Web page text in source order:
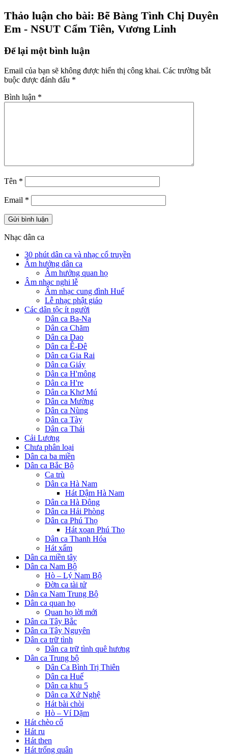
Thảo luận cho bài: Bẽ Bàng Tình Chị Duyên
Em - NSUT Cẩm Tiên, Vương Linh
Để lại một bình luận
Email của bạn sẽ không được hiển thị công khai. Các trường bắt
buộc được đánh dấu *
Bình luận *
Tên *
Email *
Nhạc dân ca
30 phút dân ca và nhạc cổ truyền
Âm hưởng dân ca
Âm hưởng quan họ
Âm nhạc nghi lễ
Âm nhạc cung đình Huế
Lễ nhạc phật giáo
Các dân tộc ít người
Dân ca Ba-Na
Dân ca Chăm
Dân ca Dao
Dân ca Ê-Đê
Dân ca Gia Rai
Dân ca Giáy
Dân ca H'mông
Dân ca H're
Dân ca Khơ Mú
Dân ca Mường
Dân ca Nùng
Dân ca Tày
Dân ca Thái
Cải Lương
Chưa phân loại
Dân ca ba miền
Dân ca Bắc Bộ
Ca trù
Dân ca Hà Nam
Hát Dậm Hà Nam
Dân ca Hà Đông
Dân ca Hải Phòng
Dân ca Phú Thọ
Hát xoan Phú Thọ
Dân ca Thanh Hóa
Hát xẩm
Dân ca miền tây
Dân ca Nam Bộ
Hò – Lý Nam Bộ
Đờn ca tài tử
Dân ca Nam Trung Bộ
Dân ca quan họ
Quan họ lời mới
Dân ca Tây Bắc
Dân ca Tây Nguyên
Dân ca trữ tình
Dân ca trữ tình quê hương
Dân ca Trung bộ
Dân Ca Bình Trị Thiên
Dân ca Huế
Dân ca khu 5
Dân ca Xứ Nghệ
Hát bài chòi
Hò – Ví Dặm
Hát chèo cổ
Hát ru
Hát then
Hát trống quân